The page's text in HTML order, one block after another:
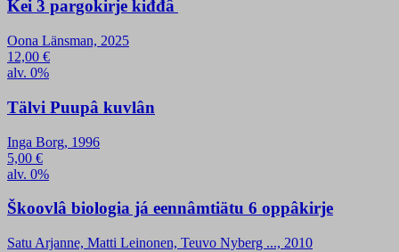
Kei 3 pargokirje kiđđâ
Oona Länsman, 2025
12,00 €
alv. 0%
Tälvi Puupâ kuvlân
Inga Borg, 1996
5,00 €
alv. 0%
Škoovlâ biologia já eennâmtiätu 6 oppâkirje
Satu Arjanne, Matti Leinonen, Teuvo Nyberg ..., 2010